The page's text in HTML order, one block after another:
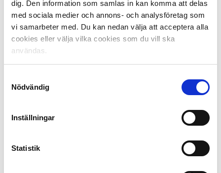
dig. Den information som samlas in kan komma att delas
med sociala medier och annons- och analysföretag som
vi samarbeter med. Du kan nedan välja att acceptera alla
cookies eller välja vilka cookies som du vill ska
användas.
Nödvändig
Inställningar
Statistik
Det är också många andra som redan yttrat sig i
ärendet runt spelschemat och som måste respekteras.
Alla utifrån sina respektive förutsättningar.
Programförslaget är före säsongsstarten skickat till
polisen, TV-bolag (C More och TV4) och Svenska Spel
inkomma med synpunkter som beaktas.
Efter spelordningsmötet mellan klubbarna, SvFF och
SEF brukar det alltid finnas några önskemål om smärre
mötet, detta blir då ett uppdrag för SEF att se ifall det
är möjligt att lösa med de olika inblandade parterna.